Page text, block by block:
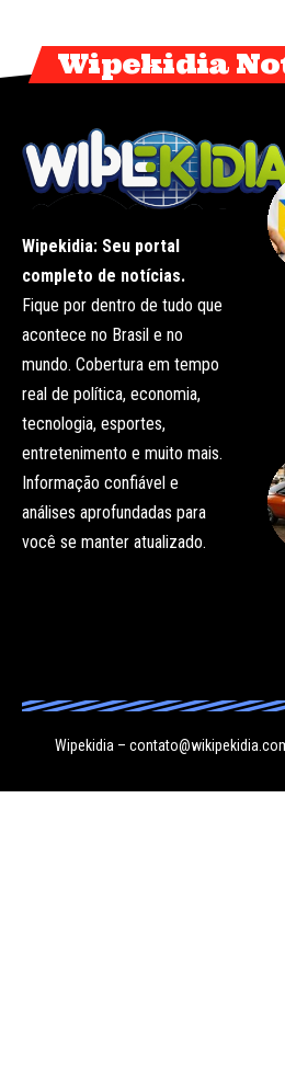
Wipekidia
Wipekidia: Seu portal
completo de notícias.
Fique por dentro de tudo que
acontece no Brasil e no
mundo. Cobertura em tempo
real de política, economia,
tecnologia, esportes,
entretenimento e muito mais.
Informação confiável e
análises aprofundadas para
você se manter atualizado.
Wipekidia –